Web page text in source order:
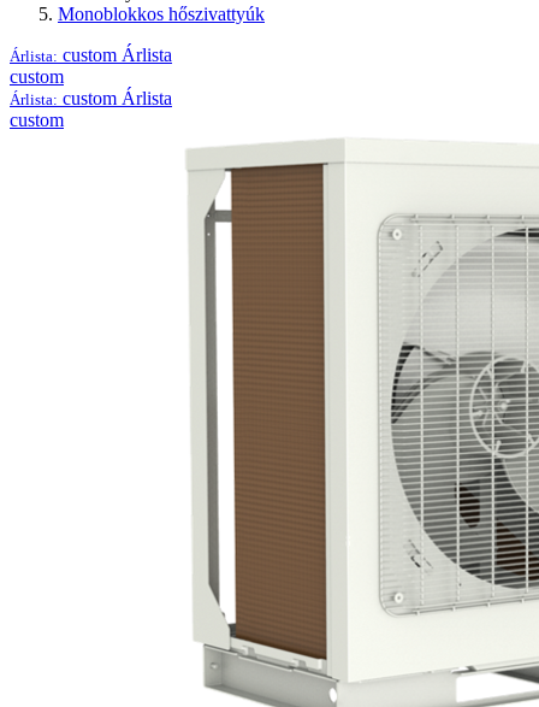
Monoblokkos hőszivattyúk
Árlista: custom Árlista
custom
Árlista: custom Árlista
custom